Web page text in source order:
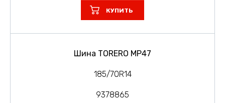
КУПИТЬ
Шина TORERO MP47
185/70R14
9378865